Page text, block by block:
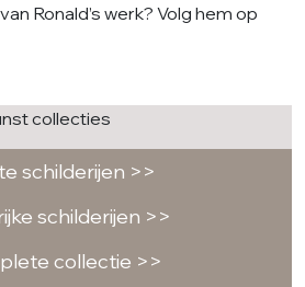
Ronald’s werk? Volg hem op
collecties
schilderijen >>
schilderijen >>
collectie >>